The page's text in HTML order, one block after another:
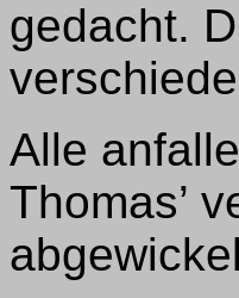
gedacht.
Alle
Thomas’